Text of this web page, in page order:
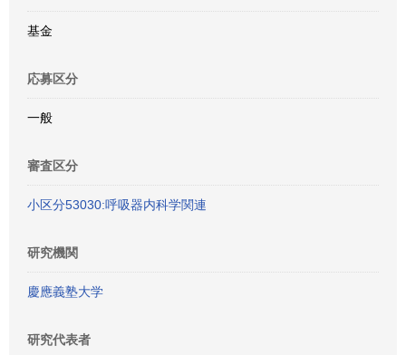
基金
応募区分
一般
審査区分
小区分53030:呼吸器内科学関連
研究機関
慶應義塾大学
研究代表者